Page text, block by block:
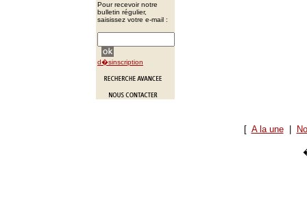
Pour recevoir notre
bulletin régulier,
saisissez votre e-mail :
d�sinscription
[ A la une|